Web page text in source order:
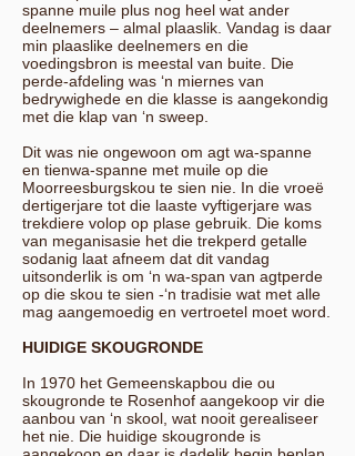
spanne muile plus nog heel wat ander
deelnemers – almal plaaslik. Vandag is daar
min plaaslike deelnemers en die
voedingsbron is meestal van buite. Die
perde-afdeling was ‘n miernes van
bedrywighede en die klasse is aangekondig
met die klap van ‘n sweep.
Dit was nie ongewoon om agt wa-spanne
en tienwa-spanne met muile op die
Moorreesburgskou te sien nie. In die vroeë
dertigerjare tot die laaste vyftigerjare was
trekdiere volop op plase gebruik. Die koms
van meganisasie het die trekperd getalle
sodanig laat afneem dat dit vandag
uitsonderlik is om ‘n wa-span van agtperde
op die skou te sien -‘n tradisie wat met alle
mag aangemoedig en vertroetel moet word.
HUIDIGE SKOUGRONDE
In 1970 het Gemeenskapbou die ou
skougronde te Rosenhof aangekoop vir die
aanbou van ‘n skool, wat nooit gerealiseer
het nie. Die huidige skougronde is